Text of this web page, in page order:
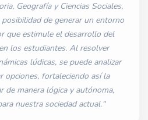
Geografía y Ciencias Sociales,
de generar un entorno
que estimule el desarrollo del
los estudiantes. Al resolver
lúdicas, se puede analizar
opciones, fortaleciendo así la
de manera lógica y autónoma,
nuestra sociedad actual."